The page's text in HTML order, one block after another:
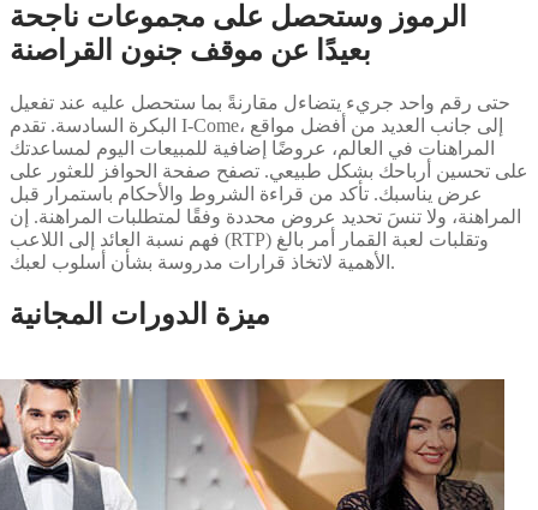
الرموز وستحصل على مجموعات ناجحة
بعيدًا عن موقف جنون القراصنة
حتى رقم واحد جريء يتضاءل مقارنةً بما ستحصل عليه عند تفعيل
البكرة السادسة. تقدم I-Come، إلى جانب العديد من أفضل مواقع
المراهنات في العالم، عروضًا إضافية للمبيعات اليوم لمساعدتك
على تحسين أرباحك بشكل طبيعي. تصفح صفحة الحوافز للعثور على
عرض يناسبك. تأكد من قراءة الشروط والأحكام باستمرار قبل
المراهنة، ولا تنسَ تحديد عروض محددة وفقًا لمتطلبات المراهنة. إن
فهم نسبة العائد إلى اللاعب (RTP) وتقلبات لعبة القمار أمر بالغ
الأهمية لاتخاذ قرارات مدروسة بشأن أسلوب لعبك.
ميزة الدورات المجانية